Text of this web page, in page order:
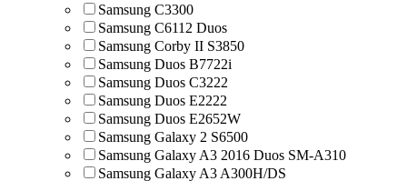
Samsung C3300
Samsung C6112 Duos
Samsung Corby II S3850
Samsung Duos B7722i
Samsung Duos C3222
Samsung Duos E2222
Samsung Duos E2652W
Samsung Galaxy 2 S6500
Samsung Galaxy A3 2016 Duos SM-A310
Samsung Galaxy A3 A300H/DS